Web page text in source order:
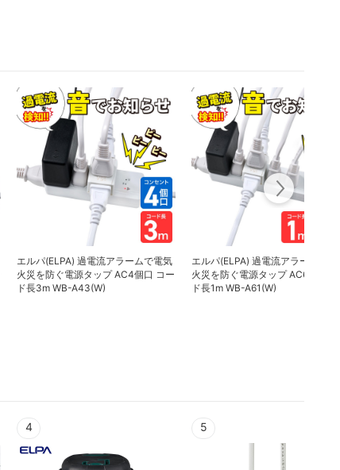
エルパ(ELPA) 過電流アラームで電気
火災を防ぐ電源タップ AC4個口 コー
ド長3m WB-A43(W)
エルパ(ELPA) 過電流アラームで電
火災を防ぐ電源タップ AC6個口
ド長1m WB-A61(W)
4 5